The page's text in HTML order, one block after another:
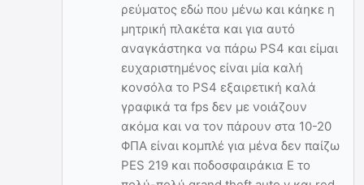
ρεύματος εδώ που μένω και κάηκε η
μητρική πλακέτα και για αυτό
αναγκάστηκα να πάρω PS4 και είμαι
ευχαριστημένος είναι μία καλή
κονσόλα το PS4 εξαιρετική καλά
γραφικά τα fps δεν με νοιάζουν
ακόμα και να τον πάρουν στα 10-20
ΦΠΑ είναι κομπλέ για μένα δεν παίζω
PES 219 και ποδοσφαιράκια Ε το